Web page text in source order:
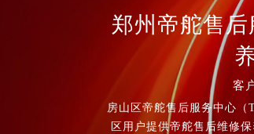
郑州帝舵售
客
房山区帝舵售后服务中心
区用户提供帝舵售后维修